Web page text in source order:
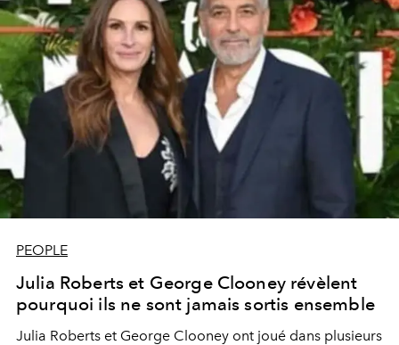
PEOPLE
Julia Roberts et George Clooney révèlent
pourquoi ils ne sont jamais sortis ensemble
Julia Roberts et George Clooney ont joué dans plusieurs